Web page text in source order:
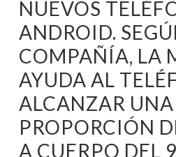
NUEVOS
ANDROID.
COMPAÑÍA, LA
AYUDA AL
ALCANZAR UNA
PROPORCIÓN
A CUERPO DEL